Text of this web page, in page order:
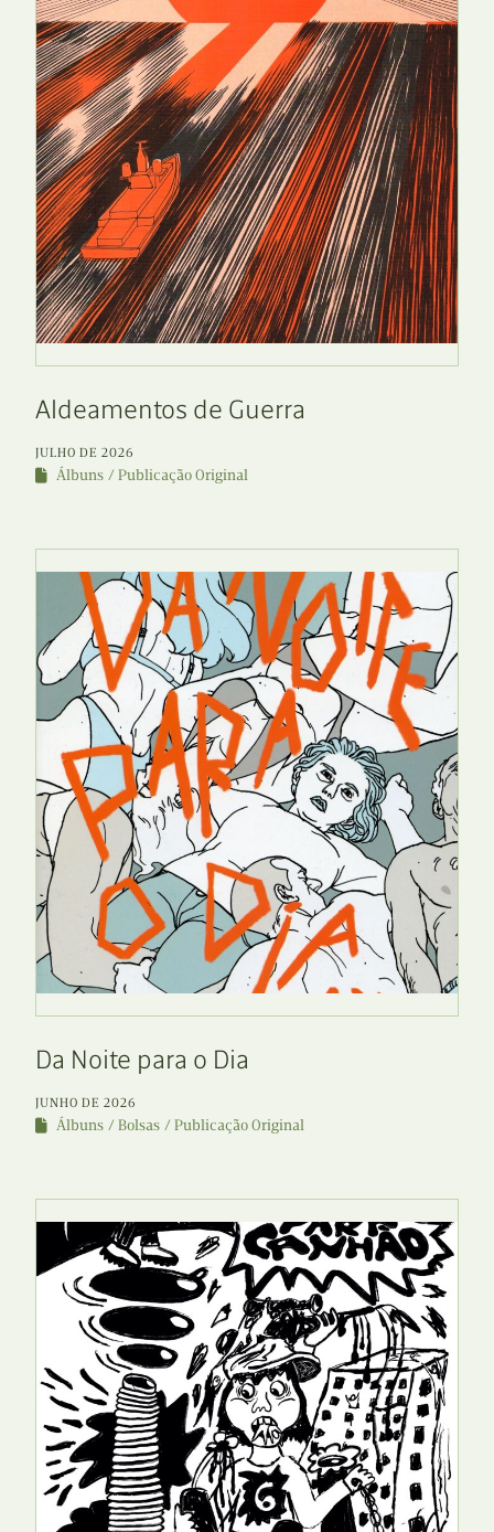
Aldeamentos de Guerra
JULHO DE 2026
Álbuns Publicação Original
Da Noite para o Dia
JUNHO DE 2026
Álbuns Bolsas Publicação Original